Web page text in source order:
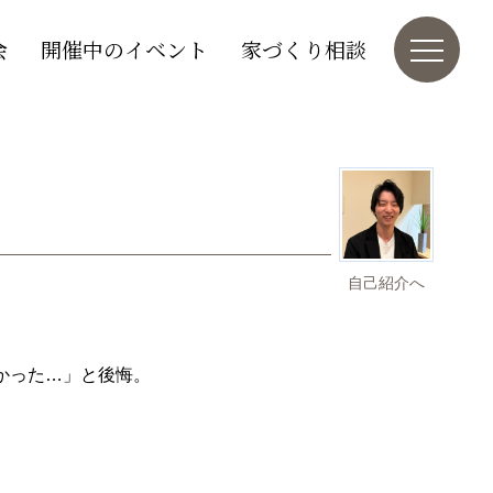
開催中のイベント 家づくり相談
自己紹介へ
った…」と後悔。